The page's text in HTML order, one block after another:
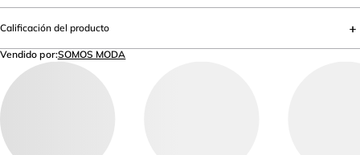
Calificación del producto
Vendido por:SOMOS MODA